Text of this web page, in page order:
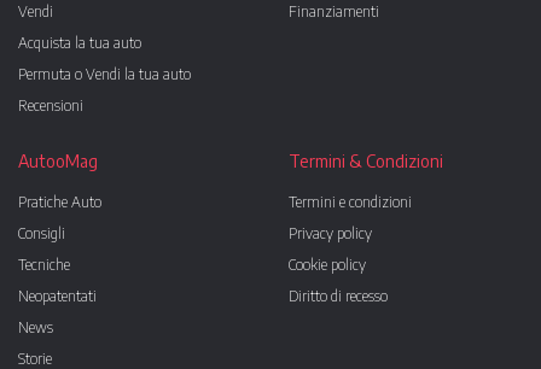
Vendi
Acquista la tua auto
Permuta o Vendi la tua auto
Recensioni
Finanziamenti
AutooMag
Pratiche Auto
Consigli
Tecniche
Neopatentati
News
Storie
Termini & Condizioni
Termini e condizioni
Privacy policy
Cookie policy
Diritto di recesso